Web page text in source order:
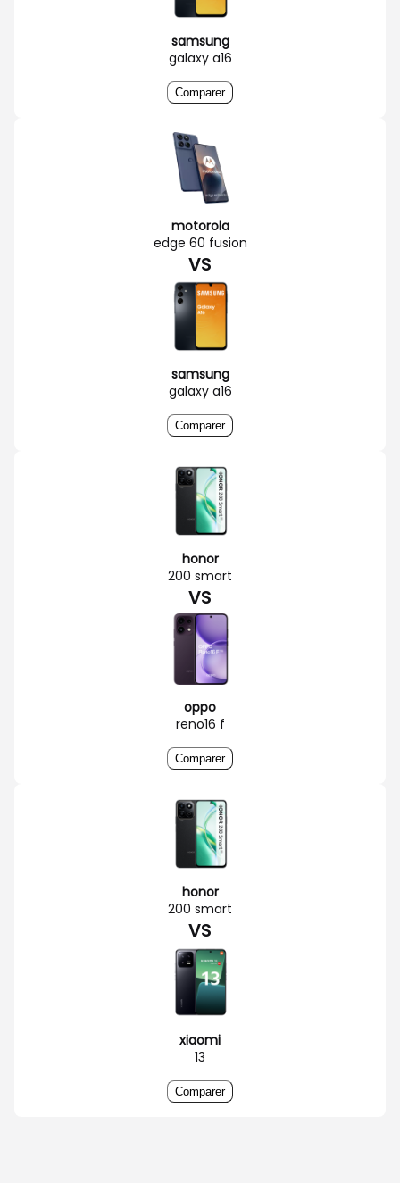
samsung
galaxy a16
Comparer
motorola
edge 60 fusion
VS
samsung
galaxy a16
Comparer
honor
200 smart
VS
oppo
reno16 f
Comparer
honor
200 smart
VS
xiaomi
13
Comparer